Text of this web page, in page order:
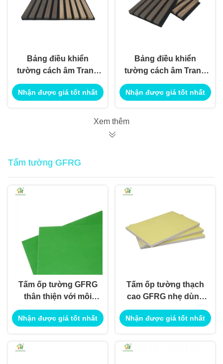
Bảng điều khiển
tường cách âm Trang
trí nội thất ngoại thất
Sử dụng cho ứng
Nhận được giá tốt nhất
Bảng điều khiển
tường cách âm Trang
trí nội thất ngoại thất
Sử dụng cho ứng
Nhận được giá tốt nhất
Xem thêm
Tấm tường GFRG
Tấm ốp tường GFRG
thân thiện với môi
trường để sử dụng
trang trí nội ngoại thất
Nhận được giá tốt nhất
Tấm ốp tường thạch
cao GFRG nhẹ dùng
để trang trí nội ngoại
thất
Nhận được giá tốt nhất